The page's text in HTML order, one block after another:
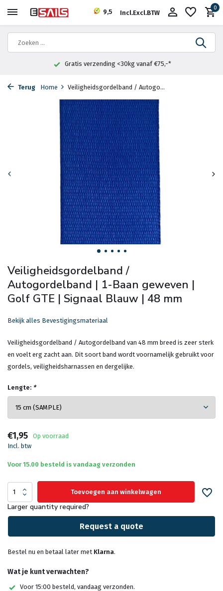
9,5 Incl.Excl.BTW
0
Gratis verzending <30kg vanaf €75,-*
Terug Home Veiligheidsgordelband / Autogo...
Veiligheidsgordelband /
Autogordelband | 1-Baan geweven |
Golf GTE | Signaal Blauw | 48 mm
Bekijk alles Bevestigingsmateriaal
Veiligheidsgordelband / Autogordelband van 48 mm breed is zeer sterk
en voelt erg zacht aan. Dit soort band wordt voornamelijk gebruikt voor
gordels, veiligheidsharnassen en dergelijke.
Lengte: *
€1,95
Op voorraad
Incl. btw
Voor 15.00 besteld is vandaag verzonden
Toevoegen aan winkelwagen
Larger quantity required?
Request a quote
Bestel nu en betaal later met Klarna.
Wat je kunt verwachten?
Voor 15:00 besteld, vandaag verzonden.